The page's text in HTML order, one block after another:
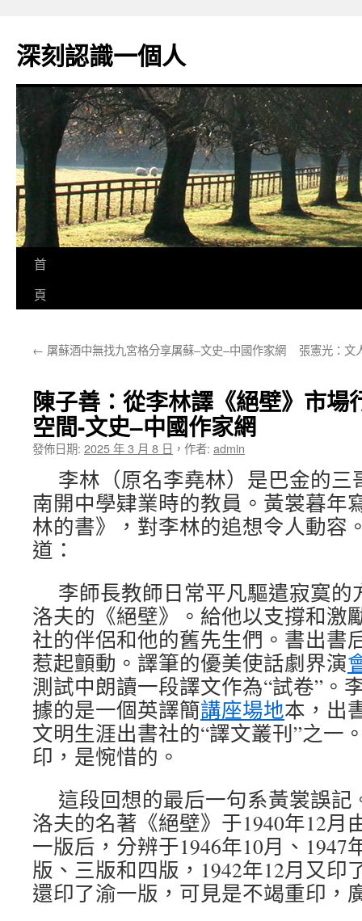
主
要
深刻認識一個人
首
頁
← 屠蘇酒中無找九宮格分享屠蘇–文史–中國作家網 張憲光：文
陳子善：從李林譯《絕壁》市場
空間-文史–中國作家網
發佈日期: 2025 年 3 月 8 日 ， 作者: admin
李林（原名李堯林）是巴金的
南開中學肄業時的教員。黃裳暮年
林的書》，對李林的追想令人動容
道：
李師長教師日常平凡驅遣寂寞
洛夫的《絕壁》。給他以支撐和激
社的伴侶和他的舊先生們。書出書
惹起顫動。譯筆的優美使話劇界演
測試中朗讀一段譯文作為“試卷”。
據的是一個英譯簡講座場地本，出
文明生涯出書社的“譯文叢刊”之一
印，是惋惜的。
這段回想的最后一句系黃裳誤
洛夫的名著《絕壁》于1940年12月
一版后，分辨于1946年10月、1947
版、三版和四版，1942年12月又印
還印了渝一版，可見是不竭重印，